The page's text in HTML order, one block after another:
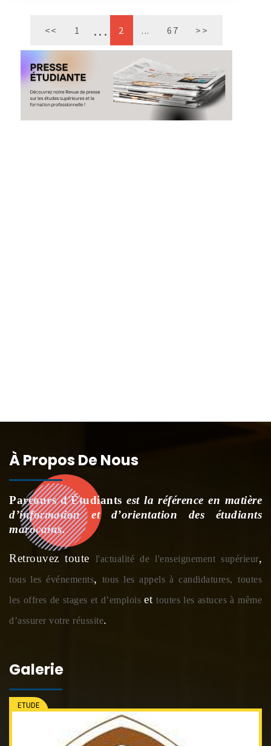
<< 1 2 ... 67 >>
À Propos De Nous
Parcours d'Étudiants est la référence en matière
d’information et d’orientation des étudiants
marocains.
Retrouvez toute l'actualité de l'enseignement supérieur,
tous les événements, tous les appels à candidatures, toutes
les offres de stages et d’emploisettoutes les astuces à même
d’assurer votre réussite.
Galerie